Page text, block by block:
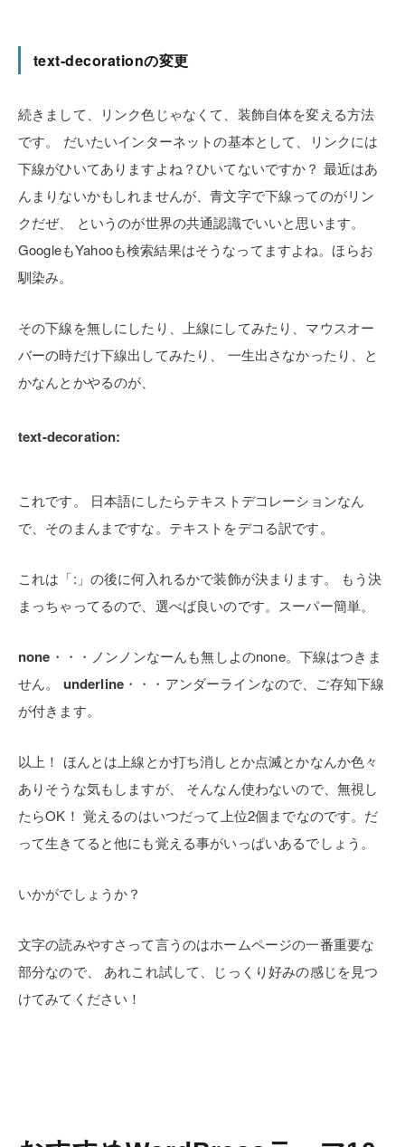
text-decorationの変更
続きまして、リンク色じゃなくて、装飾自体を変える方法
です。
だいたいインターネットの基本として、リンクには
下線がひいてありますよね？ひいてないですか？ 最近はあ
んまりないかもしれませんが、青文字で下線ってのがリン
クだぜ、
というのが世界の共通認識でいいと思います。
GoogleもYahooも検索結果はそうなってますよね。ほらお
馴染み。
その下線を無しにしたり、上線にしてみたり、マウスオー
バーの時だけ下線出してみたり、
一生出さなかったり、と
かなんとかやるのが、
text-decoration:
これです。
日本語にしたらテキストデコレーションなん
で、そのまんまですな。テキストをデコる訳です。
これは「:」の後に何入れるかで装飾が決まります。
もう決
まっちゃってるので、選べば良いのです。スーパー簡単。
none ・・・ノンノンなーんも無しよのnone。下線はつきま
せん。
underline ・・・アンダーラインなので、ご存知下線
が付きます。
以上！ ほんとは上線とか打ち消しとか点滅とかなんか色々
ありそうな気もしますが、
そんなん使わないので、無視し
たらOK！ 覚えるのはいつだって上位2個までなのです。だ
って生きてると他にも覚える事がいっぱいあるでしょう。
いかがでしょうか？
文字の読みやすさって言うのはホームページの一番重要な
部分なので、
あれこれ試して、じっくり好みの感じを見つ
けてみてください！